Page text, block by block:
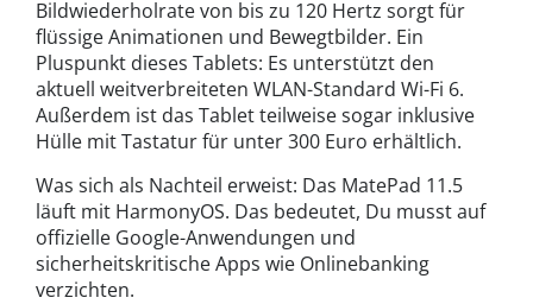
Bildwiederholrate von bis zu 120 Hertz sorgt für
flüssige Animationen und Bewegtbilder. Ein
Pluspunkt dieses Tablets: Es unterstützt den
aktuell weitverbreiteten WLAN-Standard Wi-Fi 6.
Außerdem ist das Tablet teilweise sogar inklusive
Hülle mit Tastatur für unter 300 Euro erhältlich.
Was sich als Nachteil erweist: Das MatePad 11.5
läuft mit HarmonyOS. Das bedeutet, Du musst auf
offizielle Google-Anwendungen und
sicherheitskritische Apps wie Onlinebanking
verzichten.